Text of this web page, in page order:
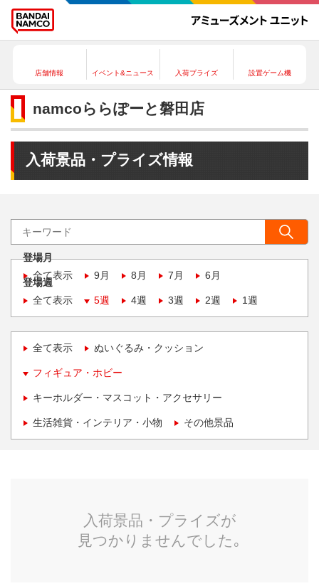
店舗情報 イベント&ニュース 入荷プライズ 設置ゲーム機
namcoららぽーと磐田店
入荷景品・プライズ情報
登場月
全て表示
9月 8月 7月 6月
登場週
全て表示
5週 4週 3週 2週 1週
全て表示 ぬいぐるみ・クッション
フィギュア・ホビー
キーホルダー・マスコット・アクセサリー
生活雑貨・インテリア・小物 その他景品